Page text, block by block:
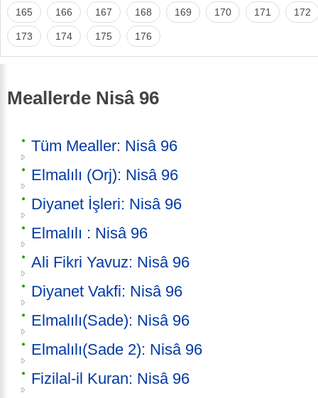
165 166 167 168 169 170 171 172
173 174 175 176
Meallerde Nisâ 96
Tüm Mealler: Nisâ 96
Elmalılı (Orj): Nisâ 96
Diyanet İşleri: Nisâ 96
Elmalılı : Nisâ 96
Ali Fikri Yavuz: Nisâ 96
Diyanet Vakfi: Nisâ 96
Elmalılı(Sade): Nisâ 96
Elmalılı(Sade 2): Nisâ 96
Fizilal-il Kuran: Nisâ 96